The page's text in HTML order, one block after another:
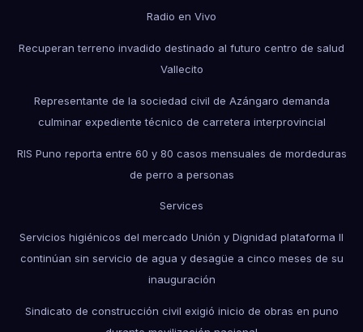
Radio en Vivo
Recuperan terreno invadido destinado al futuro centro de salud
Vallecito
Representante de la sociedad civil de Azángaro demanda
culminar expediente técnico de carretera interprovincial
RIS Puno reporta entre 60 y 80 casos mensuales de mordeduras
de perro a personas
Services
Servicios higiénicos del mercado Unión y Dignidad plataforma II
continúan sin servicio de agua y desagüe a cinco meses de su
inauguración
Sindicato de construcción civil exigió inicio de obras en puno